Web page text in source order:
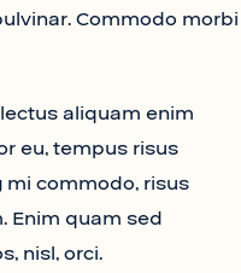
Commodo morbi
aliquam enim
eu, tempus risus
mi commodo, risus
Enim quam sed
nisl, orci.